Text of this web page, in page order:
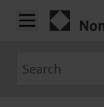
Skip to Content